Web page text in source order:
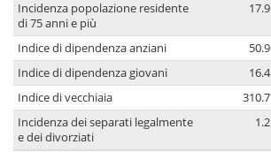
Incidenza popolazione residente
di 75 anni e più
17.9
Indice di dipendenza anziani 50.9
Indice di dipendenza giovani
16.4
Indice di vecchiaia
310.7
Incidenza dei separati legalmente
e dei divorziati
1.2